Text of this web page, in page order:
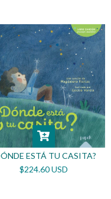
ESTÁ TU CASITA?
$224.60 USD